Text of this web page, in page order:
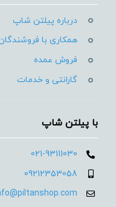
درباره پیلتن شاپ
همکاری با
فروش عمده
گارانتی و خدمات
با پیلتن شاپ
021-93111030
09212353058